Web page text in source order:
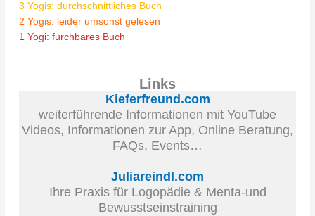
3 Yogis: durchschnittliches Buch
2 Yogis: leider umsonst gelesen
1 Yogi: furchbares Buch
Links
Kieferfreund.com
weiterführende Informationen mit YouTube
Videos, Informationen zur App, Online Beratung,
FAQs, Events…
Juliareindl.com
Ihre Praxis für Logopädie & Menta-und
Bewusstseinstraining